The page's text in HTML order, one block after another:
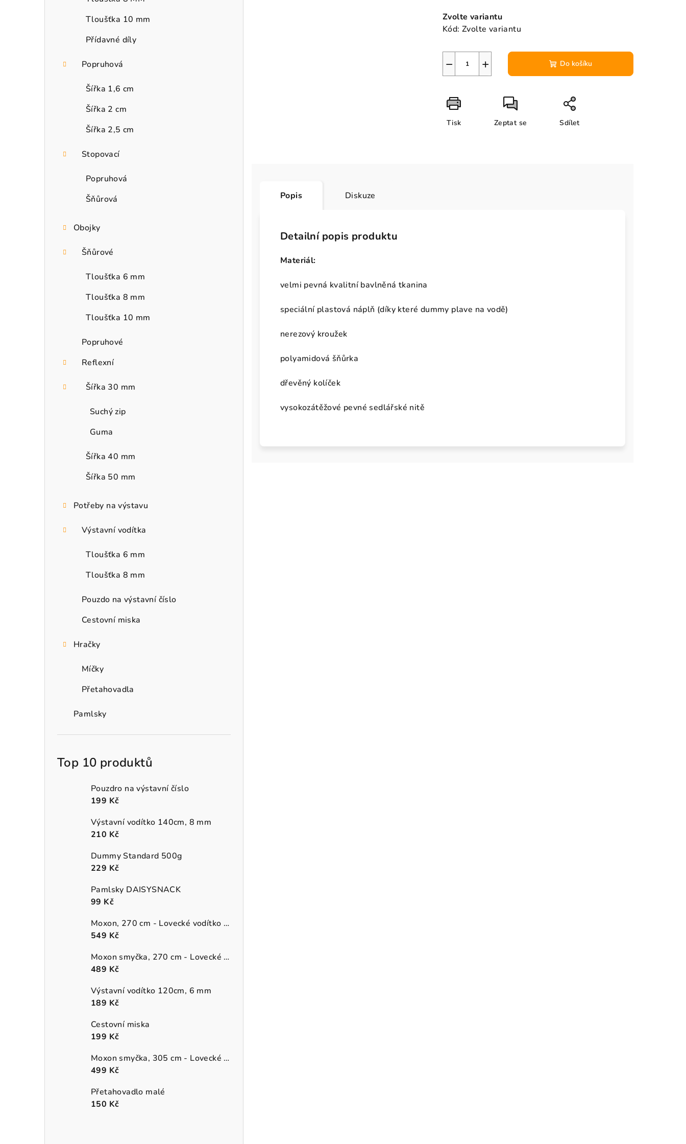
Tloušťka 10 mm
Přídavné díly
Popruhová
Šířka 1,6 cm
Šířka 2 cm
Šířka 2,5 cm
Stopovací
Popruhová
Šňůrová
Obojky
Šňůrové
Tloušťka 6 mm
Tloušťka 8 mm
Tloušťka 10 mm
Popruhové
Reflexní
Šířka 30 mm
Suchý zip
Guma
Šířka 40 mm
Šířka 50 mm
Potřeby na výstavu
Výstavní vodítka
Tloušťka 6 mm
Tloušťka 8 mm
Pouzdo na výstavní číslo
Cestovní miska
Hračky
Míčky
Přetahovadla
Pamlsky
Top 10 produktů
Pouzdro na výstavní číslo
199 Kč
Výstavní vodítko 140cm, 8 mm
210 Kč
Dummy Standard 500g
229 Kč
Pamlsky DAISYSNACK
99 Kč
Moxon, 270 cm - Lovecké vodítko (přepínací)
549 Kč
Moxon smyčka, 270 cm - Lovecké vodítko (přepínací)
489 Kč
Výstavní vodítko 120cm, 6 mm
189 Kč
Cestovní miska
199 Kč
Moxon smyčka, 305 cm - Lovecké vodítko (přepínací)
499 Kč
Přetahovadlo malé
150 Kč
cena:
Zvolte variantu
Kód: Zvolte variantu
+
− Do košíku
Tisk Zeptat se Sdílet
Popis Diskuze
Detailní popis produktu
Materiál:
velmi pevná kvalitní bavlněná tkanina
speciální plastová náplň (díky které dummy plave na vodě)
nerezový kroužek
polyamidová šňůrka
dřevěný kolíček
vysokozátěžové pevné sedlářské nitě